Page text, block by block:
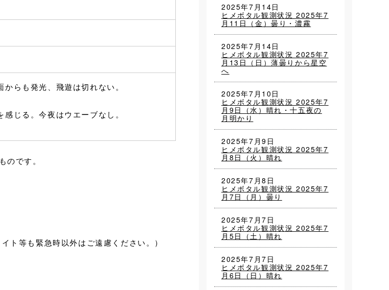
らも発光、飛遊は切れない。
じる。今夜はウエーブなし。
です。
ト等も緊急時以外はご遠慮ください。）
2025年7月14日
ヒメボタル観測状況 2025年7
月11日（金）曇り・濃霧
2025年7月14日
ヒメボタル観測状況 2025年7
月13日（日）薄曇りから星空
へ
2025年7月10日
ヒメボタル観測状況 2025年7
月9日（水）晴れ・十五夜の
月明かり
2025年7月9日
ヒメボタル観測状況 2025年7
月8日（火）晴れ
2025年7月8日
ヒメボタル観測状況 2025年7
月7日（月）曇り
2025年7月7日
ヒメボタル観測状況 2025年7
月5日（土）晴れ
2025年7月7日
ヒメボタル観測状況 2025年7
月6日（日）晴れ